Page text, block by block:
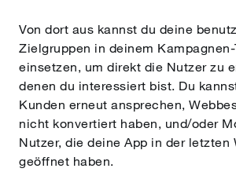
Von dort aus kannst du deine
Zielgruppen in deinem
einsetzen, um direkt die Nutzer zu
denen du interessiert bist. Du
Kunden erneut ansprechen,
nicht konvertiert haben, und/oder
Nutzer, die deine App in der letzten
geöffnet haben.